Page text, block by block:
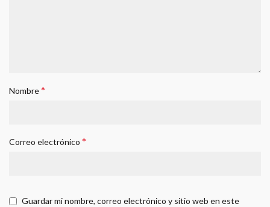
Nombre*
Correo electrónico *
Guardar mi nombre, correo electrónico y sitio web en este